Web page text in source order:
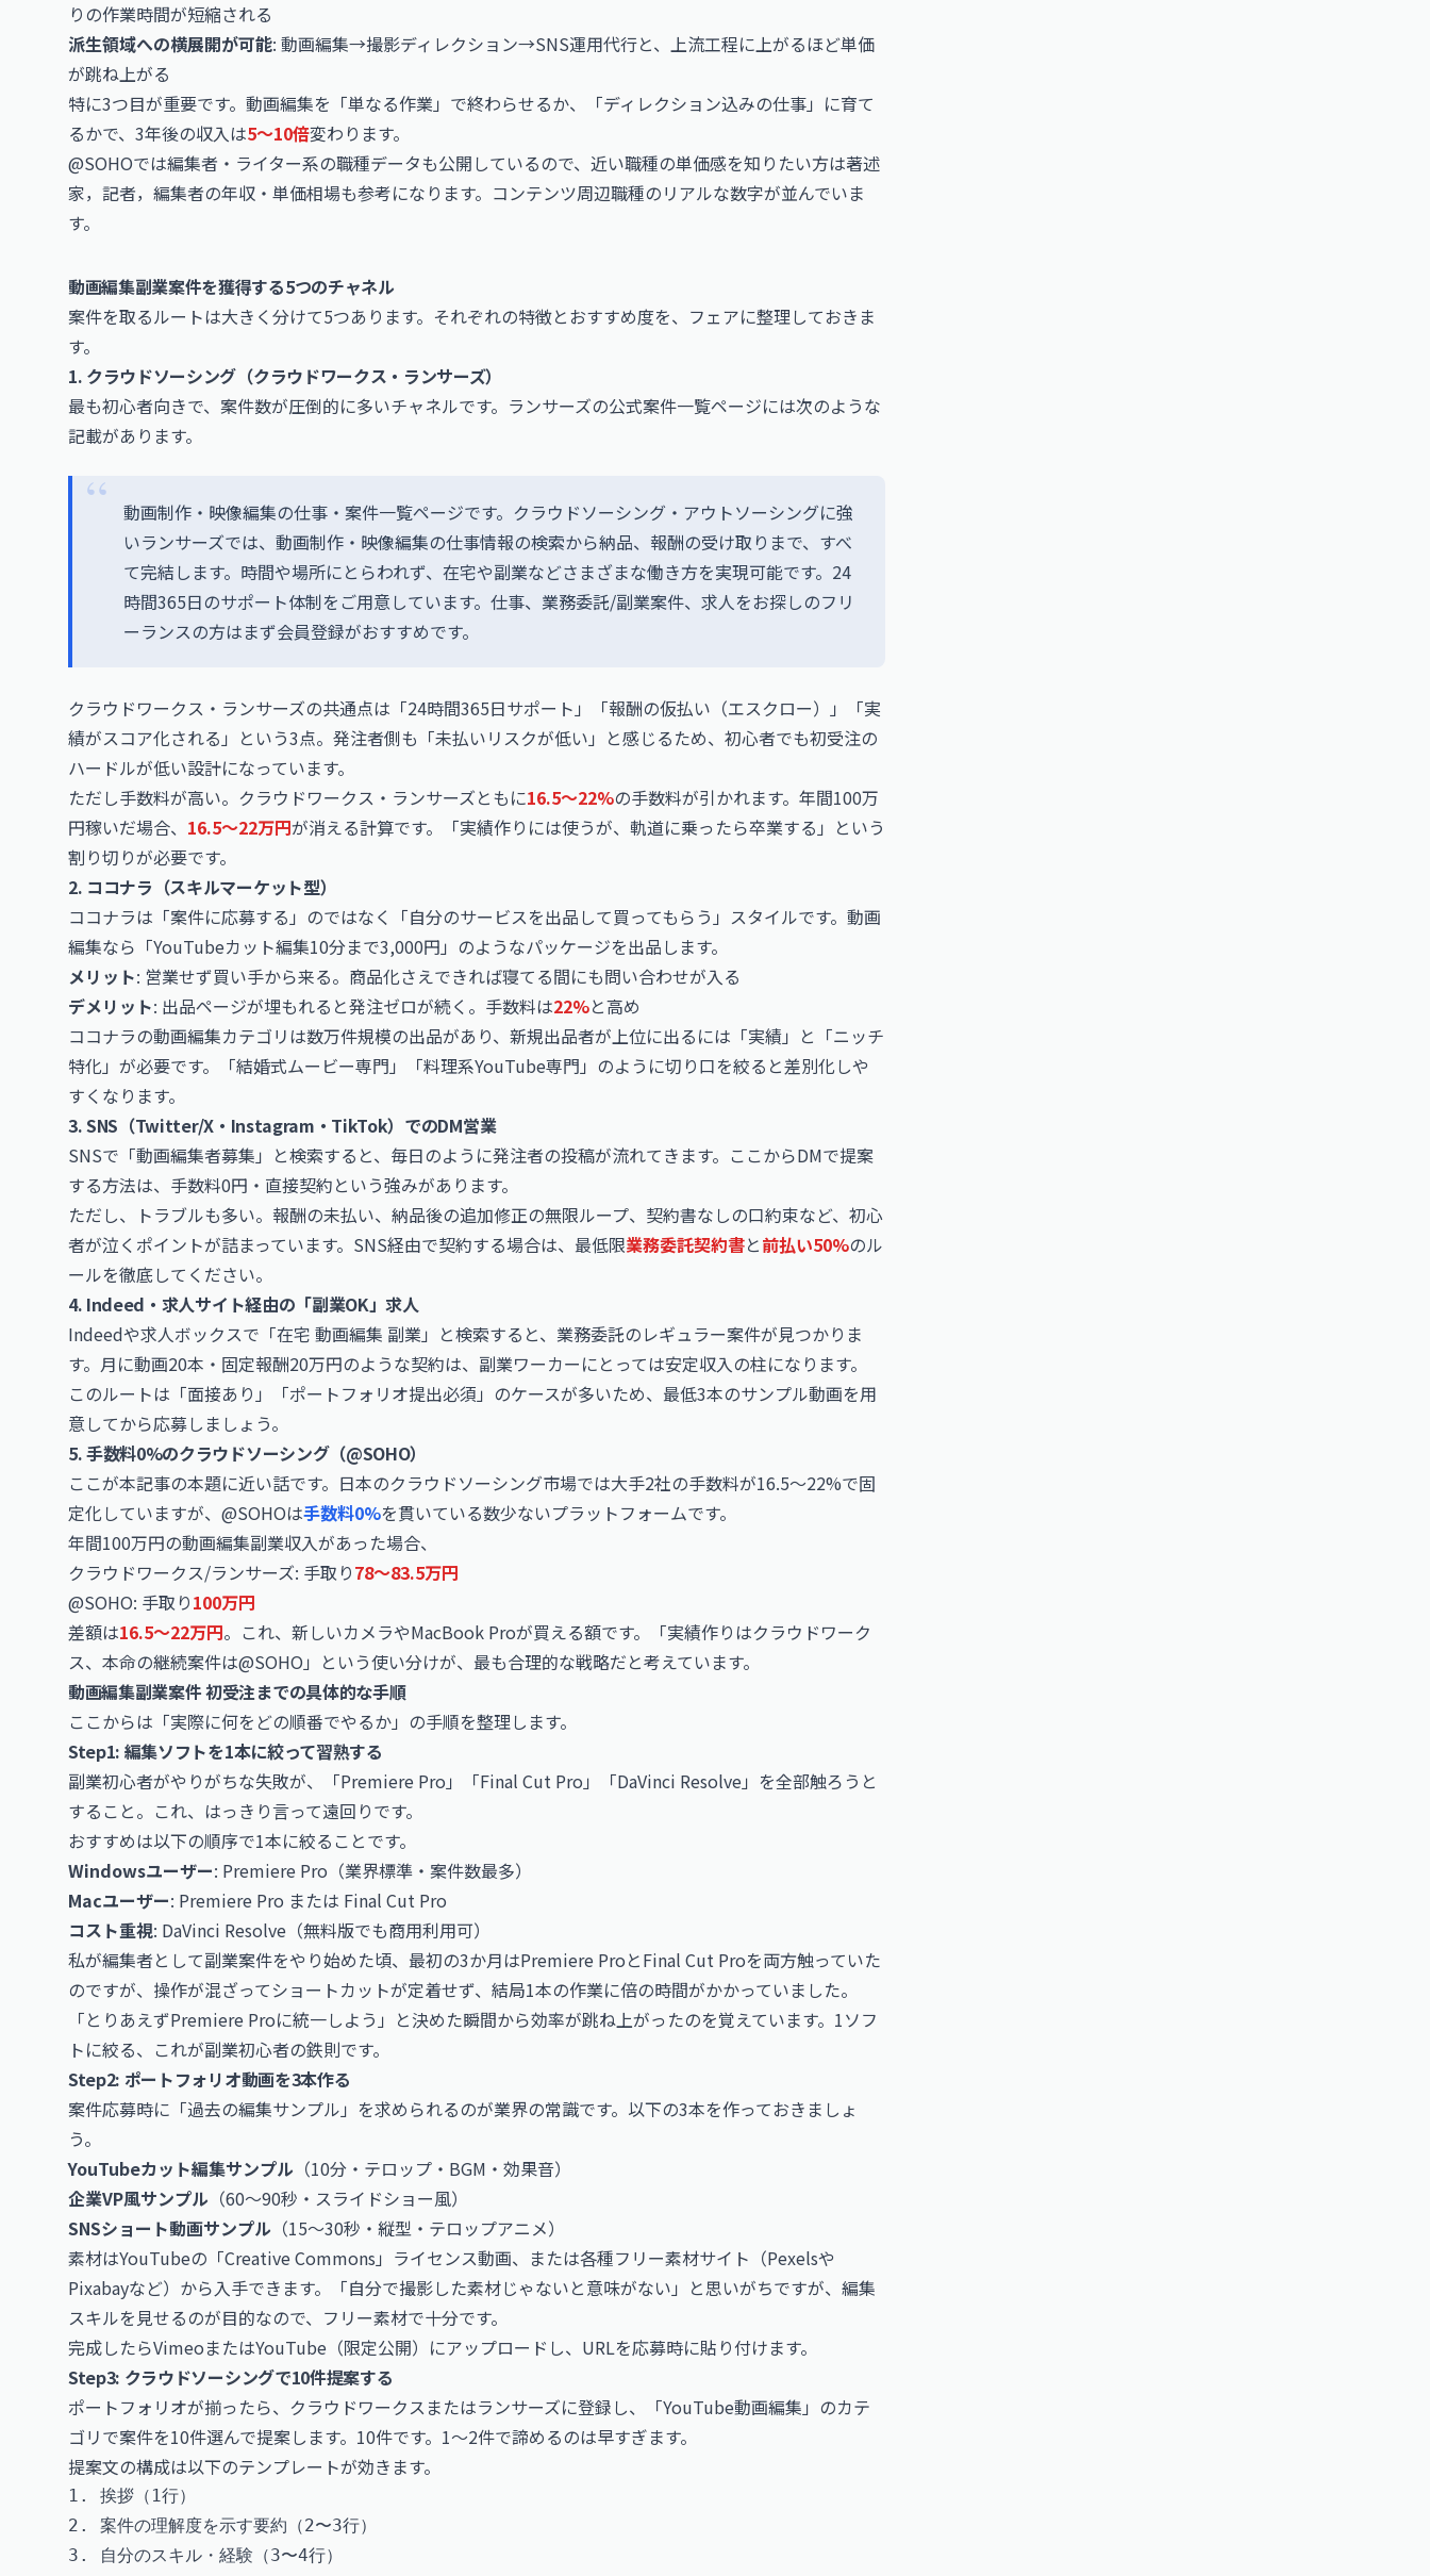
りの作業時間が短縮される
派生領域への横展開が可能: 動画編集→撮影ディレクション→SNS運用代行と、上流工程に上がるほど単価
が跳ね上がる
特に3つ目が重要です。動画編集を「単なる作業」で終わらせるか、「ディレクション込みの仕事」に育て
るかで、3年後の収入は5〜10倍変わります。
@SOHOでは編集者・ライター系の職種データも公開しているので、近い職種の単価感を知りたい方は著述
家，記者，編集者の年収・単価相場も参考になります。コンテンツ周辺職種のリアルな数字が並んでいま
す。
動画編集副業案件を獲得する5つのチャネル
案件を取るルートは大きく分けて5つあります。それぞれの特徴とおすすめ度を、フェアに整理しておきま
す。
1. クラウドソーシング（クラウドワークス・ランサーズ）
最も初心者向きで、案件数が圧倒的に多いチャネルです。ランサーズの公式案件一覧ページには次のような
記載があります。
動画制作・映像編集の仕事・案件一覧ページです。クラウドソーシング・アウトソーシングに強
いランサーズでは、動画制作・映像編集の仕事情報の検索から納品、報酬の受け取りまで、すべ
て完結します。時間や場所にとらわれず、在宅や副業などさまざまな働き方を実現可能です。24
時間365日のサポート体制をご用意しています。仕事、業務委託/副業案件、求人をお探しのフリ
ーランスの方はまず会員登録がおすすめです。
クラウドワークス・ランサーズの共通点は「24時間365日サポート」「報酬の仮払い（エスクロー）」「実
績がスコア化される」という3点。発注者側も「未払いリスクが低い」と感じるため、初心者でも初受注の
ハードルが低い設計になっています。
ただし手数料が高い。クラウドワークス・ランサーズともに16.5〜22%の手数料が引かれます。年間100万
円稼いだ場合、 16.5〜22万円が消える計算です。「実績作りには使うが、軌道に乗ったら卒業する」という
割り切りが必要です。
2. ココナラ（スキルマーケット型）
ココナラは「案件に応募する」のではなく「自分のサービスを出品して買ってもらう」スタイルです。動画
編集なら「YouTubeカット編集10分まで3,000円」のようなパッケージを出品します。
メリット: 営業せず買い手から来る。商品化さえできれば寝てる間にも問い合わせが入る
デメリット: 出品ページが埋もれると発注ゼロが続く。手数料は22%と高め
ココナラの動画編集カテゴリは数万件規模の出品があり、新規出品者が上位に出るには「実績」と「ニッチ
特化」が必要です。「結婚式ムービー専門」「料理系YouTube専門」のように切り口を絞ると差別化しや
すくなります。
3. SNS（Twitter/X・Instagram・TikTok）でのDM営業
SNSで「動画編集者募集」と検索すると、毎日のように発注者の投稿が流れてきます。ここからDMで提案
する方法は、手数料0円・直接契約という強みがあります。
ただし、トラブルも多い。報酬の未払い、納品後の追加修正の無限ループ、契約書なしの口約束など、初心
者が泣くポイントが詰まっています。SNS経由で契約する場合は、最低限業務委託契約書と前払い50%のル
ールを徹底してください。
4. Indeed・求人サイト経由の「副業OK」求人
Indeedや求人ボックスで「在宅 動画編集 副業」と検索すると、業務委託のレギュラー案件が見つかりま
す。月に動画20本・固定報酬20万円のような契約は、副業ワーカーにとっては安定収入の柱になります。
このルートは「面接あり」「ポートフォリオ提出必須」のケースが多いため、最低3本のサンプル動画を用
意してから応募しましょう。
5. 手数料0%のクラウドソーシング（@SOHO）
ここが本記事の本題に近い話です。日本のクラウドソーシング市場では大手2社の手数料が16.5〜22%で固
定化していますが、@SOHOは手数料0%を貫いている数少ないプラットフォームです。
年間100万円の動画編集副業収入があった場合、
クラウドワークス/ランサーズ: 手取り78〜83.5万円
@SOHO: 手取り100万円
差額は16.5〜22万円。これ、新しいカメラやMacBook Proが買える額です。「実績作りはクラウドワーク
ス、本命の継続案件は@SOHO」という使い分けが、最も合理的な戦略だと考えています。
動画編集副業案件 初受注までの具体的な手順
ここからは「実際に何をどの順番でやるか」の手順を整理します。
Step1: 編集ソフトを1本に絞って習熟する
副業初心者がやりがちな失敗が、「Premiere Pro」「Final Cut Pro」「DaVinci Resolve」を全部触ろうと
すること。これ、はっきり言って遠回りです。
おすすめは以下の順序で1本に絞ることです。
Windowsユーザー: Premiere Pro（業界標準・案件数最多）
Macユーザー: Premiere Pro または Final Cut Pro
コスト重視: DaVinci Resolve（無料版でも商用利用可）
私が編集者として副業案件をやり始めた頃、最初の3か月はPremiere ProとFinal Cut Proを両方触っていた
のですが、操作が混ざってショートカットが定着せず、結局1本の作業に倍の時間がかかっていました。
「とりあえずPremiere Proに統一しよう」と決めた瞬間から効率が跳ね上がったのを覚えています。1ソフ
トに絞る、これが副業初心者の鉄則です。
Step2: ポートフォリオ動画を3本作る
案件応募時に「過去の編集サンプル」を求められるのが業界の常識です。以下の3本を作っておきましょ
う。
YouTubeカット編集サンプル （10分・テロップ・BGM・効果音）
企業VP風サンプル （60〜90秒・スライドショー風）
SNSショート動画サンプル （15〜30秒・縦型・テロップアニメ）
素材はYouTubeの「Creative Commons」ライセンス動画、または各種フリー素材サイト（Pexelsや
Pixabayなど）から入手できます。「自分で撮影した素材じゃないと意味がない」と思いがちですが、編集
スキルを見せるのが目的なので、フリー素材で十分です。
完成したらVimeoまたはYouTube（限定公開）にアップロードし、URLを応募時に貼り付けます。
Step3: クラウドソーシングで10件提案する
ポートフォリオが揃ったら、クラウドワークスまたはランサーズに登録し、「YouTube動画編集」のカテ
ゴリで案件を10件選んで提案します。10件です。1〜2件で諦めるのは早すぎます。
提案文の構成は以下のテンプレートが効きます。
1. 挨拶（1行）
2. 案件の理解度を示す要約（2〜3行）
3. 自分のスキル・経験（3〜4行）